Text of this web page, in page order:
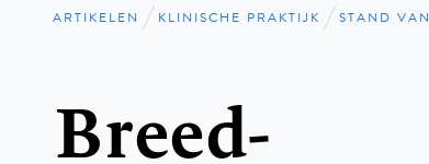
Kruimelpad
ARTIKELEN KLINISCHE PRAKTIJK STAND
Breed-